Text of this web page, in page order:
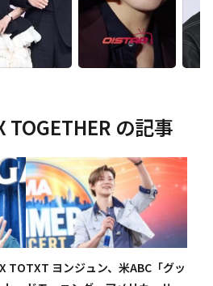
TOGETHER の記事
TOTXT ヨンジュン、米ABC「グッ